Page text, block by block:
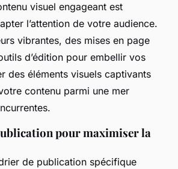
visuel engageant est
l’attention de votre audience.
vibrantes, des mises en page
d’édition pour embellir vos
des éléments visuels captivants
contenu parmi une mer
pour maximiser la
de publication spécifique